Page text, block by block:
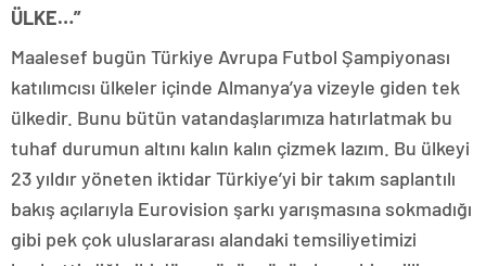
ÜLKE…”
Maalesef bugün Türkiye Avrupa Futbol Şampiyonası
katılımcısı ülkeler içinde Almanya’ya vizeyle giden tek
ülkedir. Bunu bütün vatandaşlarımıza hatırlatmak bu
tuhaf durumun altını kalın kalın çizmek lazım. Bu ülkeyi
23 yıldır yöneten iktidar Türkiye’yi bir takım saplantılı
bakış açılarıyla Eurovision şarkı yarışmasına sokmadığı
gibi pek çok uluslararası alandaki temsiliyetimizi